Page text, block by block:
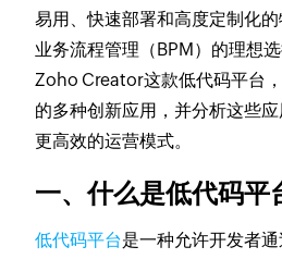
易用、快速部署和高度定制化
业务流程管理（BPM）的理想
Zoho Creator这款低代码平台
的多种创新应用，并分析这些
更高效的运营模式。
一、什么是低代码平
低代码平台是一种允许开发者